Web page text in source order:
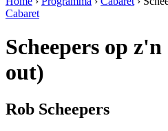
Cabaret
Scheepers op
out)
Rob Scheepers